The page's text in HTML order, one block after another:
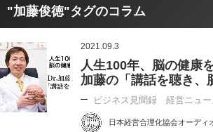
"加藤俊徳"タグのコラム
2021.09.3
人生100年、脳の健康
加藤の「講話を聴き、
ビジネス見聞録 経営ニュー
日本経営合理化協会オーディ